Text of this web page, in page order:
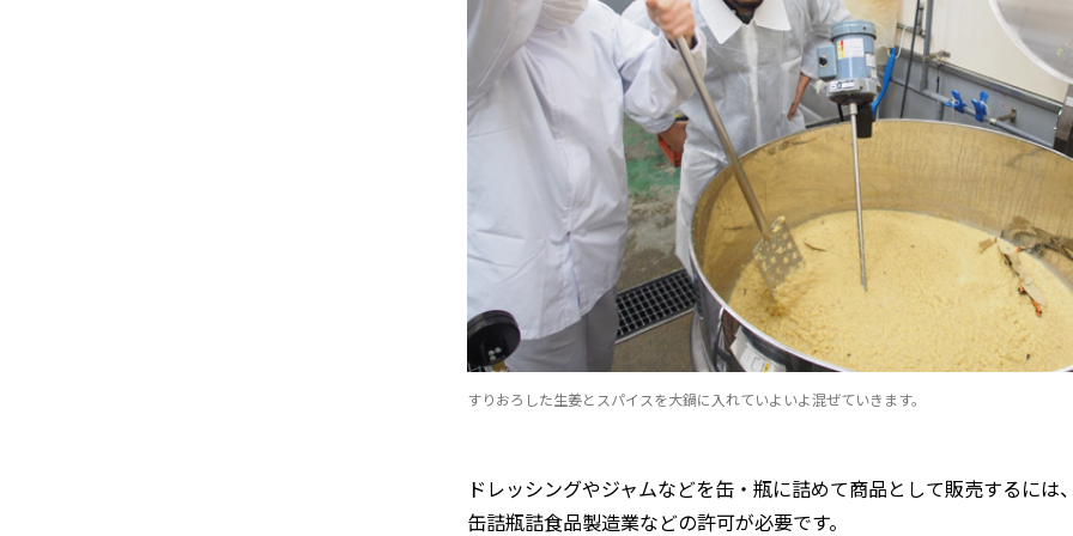
すりおろした生姜とスパイスを大鍋に入れていよいよ混ぜていきます。
ドレッシングやジャムなどを缶・瓶に詰めて商品として販売するには
缶詰瓶詰食品製造業などの許可が必要です。